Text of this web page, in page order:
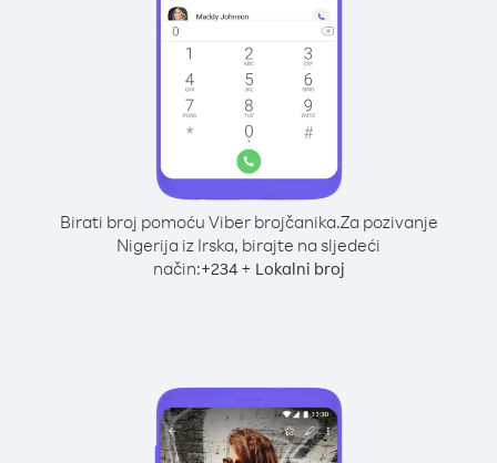
Birati broj pomoću Viber brojčanika.Za pozivanje
Nigerija iz Irska, birajte na sljedeći
način:+234+ Lokalni broj